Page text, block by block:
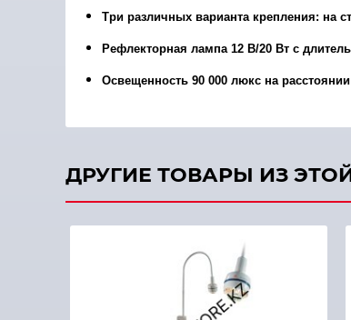
Три различных варианта крепления: на
Рефлекторная лампа 12 В/20 Вт с
Освещенность 90 000 люкс на
ДРУГИЕ ТОВАРЫ ИЗ